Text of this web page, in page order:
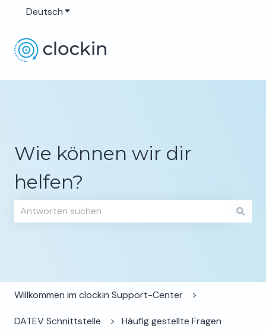
DeutschUntermenü für Übersetzungen anzeigen
Wie können wir dir
helfen?
Willkommen im clockin Support-Center
DATEV Schnittstelle Häufig gestellte Fragen